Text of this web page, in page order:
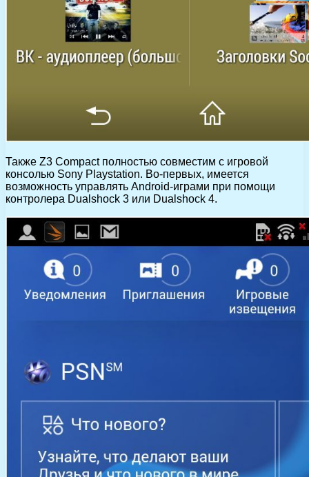
Также Z3 Compact полностью совместим с игровой
консолью Sony Playstation. Во-первых, имеется
возможность управлять Android-играми при помощи
контролера Dualshock 3 или Dualshock 4.